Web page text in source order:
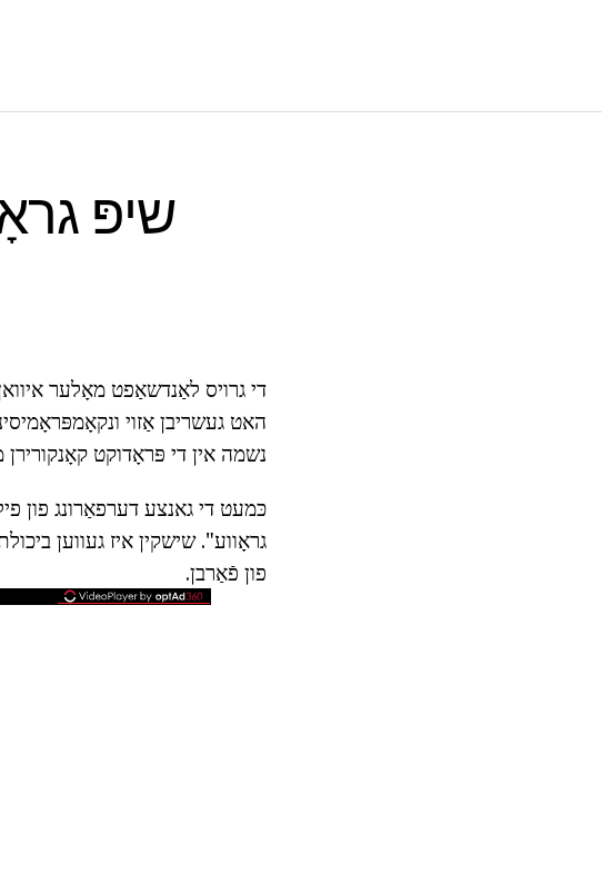
די גרויס לאַנדשאַפט מאָלער
האט געשריבן אַזוי
נשמה אין די פּראָדוקט
כּמעט די גאנצע דערפאַרונג פון
גראָווע". שישקין איז געווען
פון פֿאַרבן.